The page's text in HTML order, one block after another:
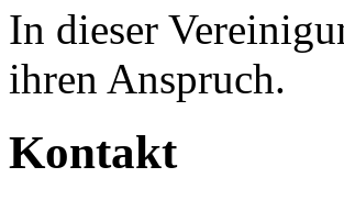
In dieser
ihren Anspruch.
Kontakt